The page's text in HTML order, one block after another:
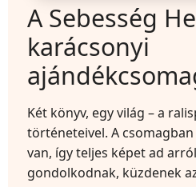
A Sebesség
karácsonyi
Két könyv, egy világ – a
történeteivel. A
van, így teljes képet ad
gondolkodnak, küzdenek